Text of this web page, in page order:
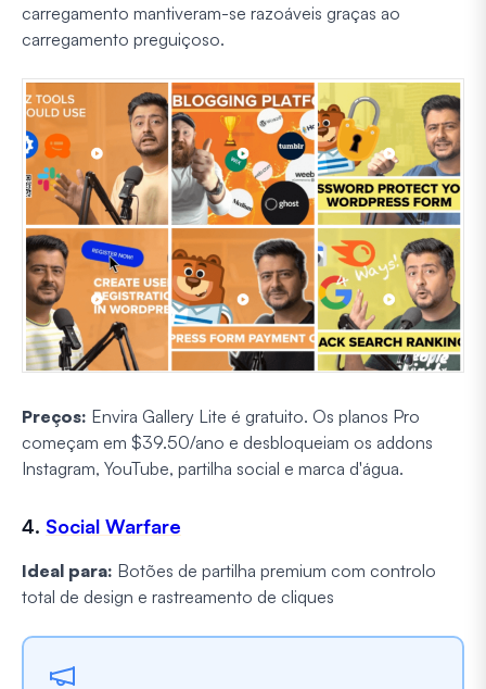
carregamento mantiveram-se razoáveis graças ao
carregamento preguiçoso.
Preços: Envira Gallery Lite é gratuito. Os planos Pro
começam em $39.50/ano e desbloqueiam os addons
Instagram, YouTube, partilha social e marca d'água.
4. Social Warfare
Ideal para: Botões de partilha premium com controlo
total de design e rastreamento de cliques